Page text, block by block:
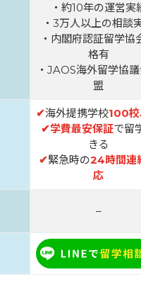
・約10年の運営実
・3万人以上の相談
・内閣府認証留学協
格有
・JAOS海外留学協
盟
✔海外提携学校100
✔学費最安保証で留
きる
✔緊急時の24時間連
応
–